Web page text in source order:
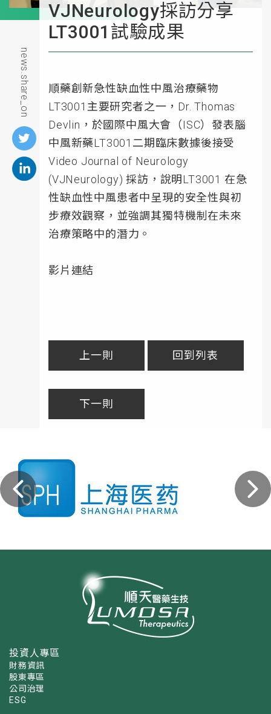
news.share_on
VJNeurology採訪分享
LT3001試驗成果
順藥創新急性缺血性中風治療藥物
LT3001主要研究者之一，Dr. Thomas
Devlin，於國際中風大會（ISC）發表腦
中風新藥LT3001二期臨床數據後接受
Video Journal of Neurology
(VJNeurology) 採訪，說明LT3001 在急
性缺血性中風患者中呈現的安全性與初
步療效觀察，並強調其獨特機制在未來
治療策略中的潛力。
影片連結
上一則 回到列表
下一則
投資人專區
財務資訊
股東專區
公司治理
ESG